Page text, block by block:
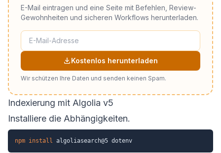
E-Mail eintragen und eine Seite mit Befehlen, Review-
Gewohnheiten und sicheren Workflows herunterladen.
Kostenlos herunterladen
Wir schützen Ihre Daten und senden keinen Spam.
Indexierung mit Algolia v5
Installiere die Abhängigkeiten.
npm install